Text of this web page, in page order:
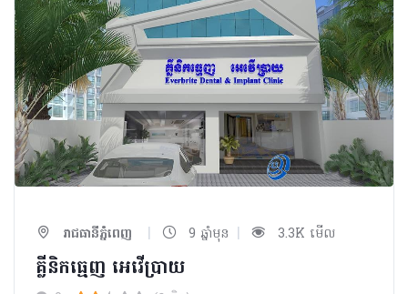
រាជធានីភ្នំពេញ | 9 ឆ្នាំមុន | 3.3K មើល
គ្លីនិកធ្មេញ អេវើប្រាយ